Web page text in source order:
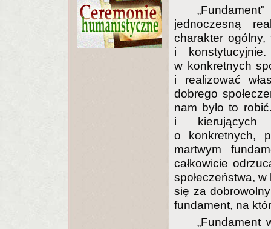
jednoczesną
charakter ogólny,
i
w konkretnych
i realizować
dobrego
nam było to
i kierujących
o konkretnych,
martwym
całkowicie
społeczeństwa,
się za
fundament, na
„Fundament